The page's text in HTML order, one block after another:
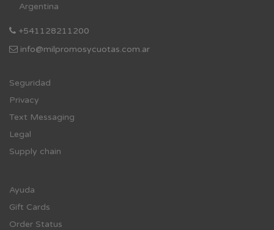
Argentina
+541128211200
info@milpromosycuotas.com.ar
Seguridad
Privacy
Text Messaging
Legal
Supply chain
Ayuda
Gift Cards
Order Status